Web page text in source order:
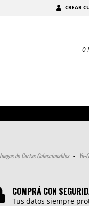
CREAR
0
Juegos de Cartas Coleccionables - Yu-
COMPRÁ CON
Tus datos siempre